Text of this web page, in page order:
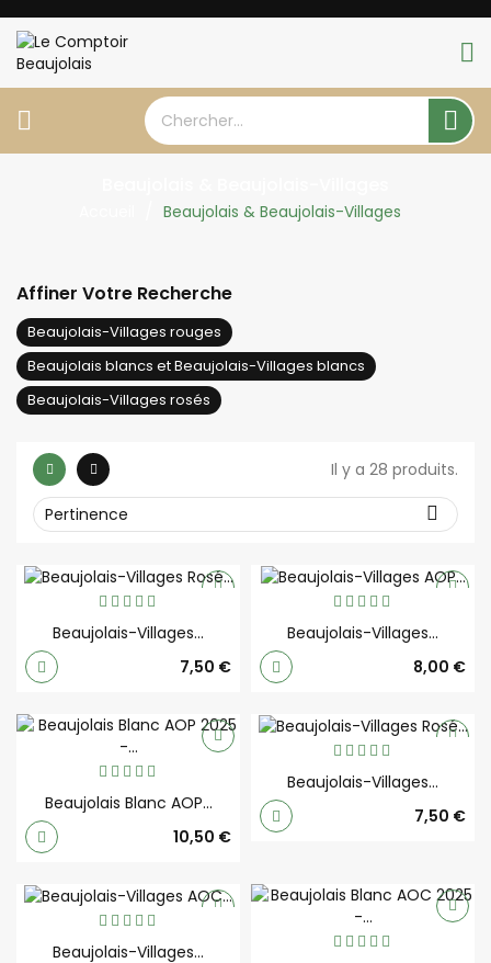
 
Beaujolais & Beaujolais-Villages
Affiner Votre Recherche
Beaujolais-Villages rouges
Beaujolais blancs et Beaujolais-Villages blancs
Beaujolais-Villages rosés
Il y a 28 produits.
Pertinence 
Beaujolais-Villages...
Prix
7,50 €
Beaujolais-Villages...
Prix
8,00 €
Beaujolais Blanc AOP...
Prix
10,50 €
Beaujolais-Villages...
Prix
7,50 €
Beaujolais-Villages...